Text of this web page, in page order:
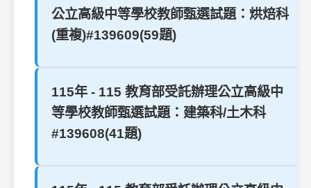
公立高級中等學校教師甄選試題：烘焙科
(重複)#139609(59題)
115年 - 115 教育部受託辦理公立高級中
等學校教師甄選試題：建築科/土木科
#139608(41題)